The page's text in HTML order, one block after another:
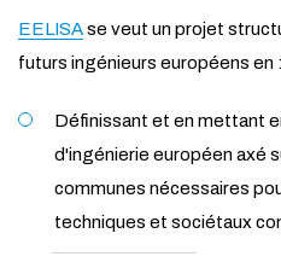
EELISAse veut un projet
futurs ingénieurs européens en :
Définissant et en mettant
d'ingénierie européen axé
communes nécessaires
techniques et sociétaux